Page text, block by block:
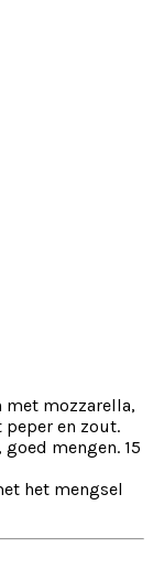
met mozzarella,
peper en zout.
mengen. 15
het mengsel